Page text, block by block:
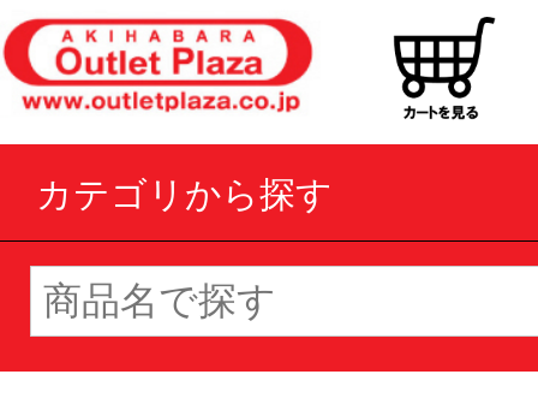
カテゴリから探す